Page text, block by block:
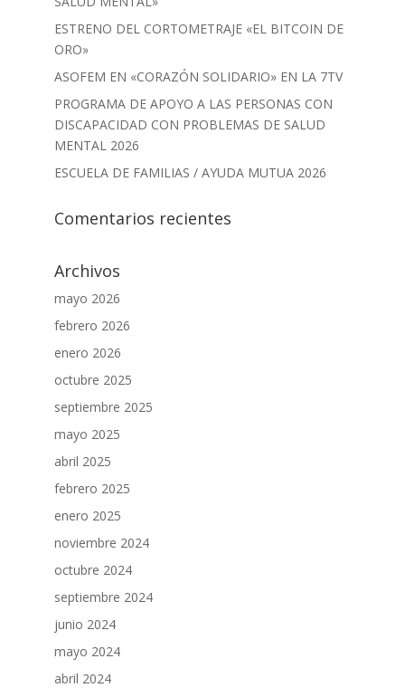
ESTRENO DEL CORTOMETRAJE «EL BITCOIN DE
ORO»
ASOFEM EN «CORAZÓN SOLIDARIO» EN LA 7TV
PROGRAMA DE APOYO A LAS PERSONAS CON
DISCAPACIDAD CON PROBLEMAS DE SALUD
MENTAL 2026
ESCUELA DE FAMILIAS / AYUDA MUTUA 2026
Comentarios recientes
Archivos
mayo 2026
febrero 2026
enero 2026
octubre 2025
septiembre 2025
mayo 2025
abril 2025
febrero 2025
enero 2025
noviembre 2024
octubre 2024
septiembre 2024
junio 2024
mayo 2024
abril 2024